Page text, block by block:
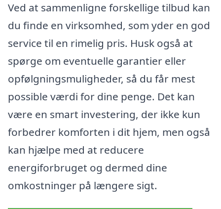
Ved at sammenligne forskellige tilbud kan
du finde en virksomhed, som yder en god
service til en rimelig pris. Husk også at
spørge om eventuelle garantier eller
opfølgningsmuligheder, så du får mest
possible værdi for dine penge. Det kan
være en smart investering, der ikke kun
forbedrer komforten i dit hjem, men også
kan hjælpe med at reducere
energiforbruget og dermed dine
omkostninger på længere sigt.